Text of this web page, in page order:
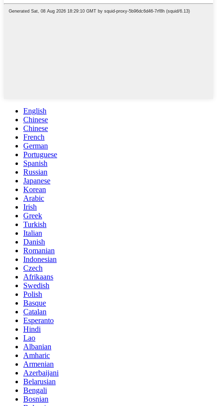
English
Chinese
Chinese
French
German
Portuguese
Spanish
Russian
Japanese
Korean
Arabic
Irish
Greek
Turkish
Italian
Danish
Romanian
Indonesian
Czech
Afrikaans
Swedish
Polish
Basque
Catalan
Esperanto
Hindi
Lao
Albanian
Amharic
Armenian
Azerbaijani
Belarusian
Bengali
Bosnian